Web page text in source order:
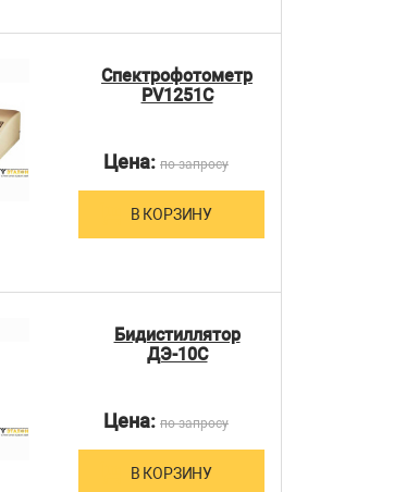
Спектрофотометр
PV1251C
Цена: по запросу
В КОРЗИНУ
Бидистиллятор
ДЭ-10С
Цена: по запросу
В КОРЗИНУ